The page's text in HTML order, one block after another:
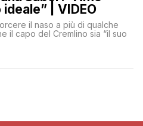
| VIDEO
il naso a più di qualche
il capo del Cremlino sia “il suo